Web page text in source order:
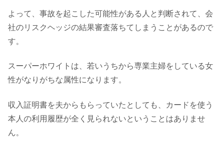
よって、事故を起こした可能性がある人と判断されて、会
社のリスクヘッジの結果審査落ちてしまうことがあるので
す。
スーパーホワイトは、若いうちから専業主婦をしている女
性がなりがちな属性になります。
収入証明書を夫からもらっていたとしても、カードを使う
本人の利用履歴が全く見られないということはありませ
ん。